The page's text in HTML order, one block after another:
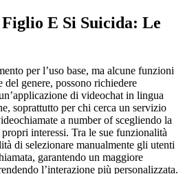
E Si Suicida: Le
per l’uso base, ma alcune funzioni
del genere, possono richiedere
di videochat in lingua
soprattutto per chi cerca un servizio
a number of scegliendo la
interessi. Tra le sue funzionalità
di selezionare manualmente gli utenti
garantendo un maggiore
l’interazione più personalizzata.